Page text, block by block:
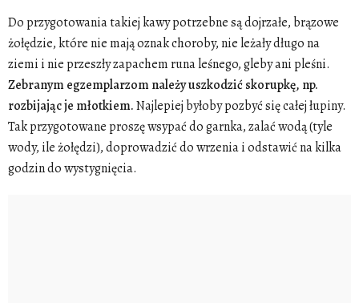
Do przygotowania takiej kawy potrzebne są dojrzałe, brązowe
żołędzie, które nie mają oznak choroby, nie leżały długo na
ziemi i nie przeszły zapachem runa leśnego, gleby ani pleśni.
Zebranym egzemplarzom należy uszkodzić skorupkę, np.
rozbijając je młotkiem.Najlepiej byłoby pozbyć się całej łupiny.
Tak przygotowane proszę wsypać do garnka, zalać wodą (tyle
wody, ile żołędzi), doprowadzić do wrzenia i odstawić na kilka
godzin do wystygnięcia.